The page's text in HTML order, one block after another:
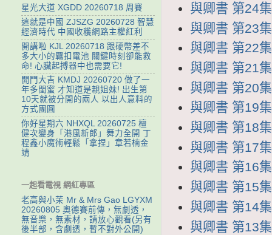
與卿書 第24
與卿書 第23
與卿書 第22
與卿書 第21
與卿書 第20
與卿書 第19
與卿書 第18
與卿書 第17
與卿書 第16
與卿書 第15
與卿書 第14
與卿書 第13
星光大道 XGDD 20260718 周賽
這就是中國 ZJSZG 20260728 智慧
經濟時代 中國收穫網路主權紅利
開講啦 KJL 20260718 跟硬幣差不
多大小的羈扣電池 關鍵時刻卻能救
命! 心臟起搏器中也需要它!
開門大吉 KMDJ 20260720 做了一
年多閨蜜 才知道是親姐妹! 出生第
10天就被分開的兩人 以出人意料的
方式團圓
你好星期六 NHXQL 20260725 檀
健次變身「港風新郎」舞力全開 丁
程鑫小魔術輕鬆「拿捏」章若楠金
靖
一起看電視 網紅專區
老高與小茉 Mr & Mrs Gao LGYXM
20260805 奧德賽前傳，無劇透，
無音樂，無素材，請放心觀看(另有
後半部，含劇透，暫不對外公開)